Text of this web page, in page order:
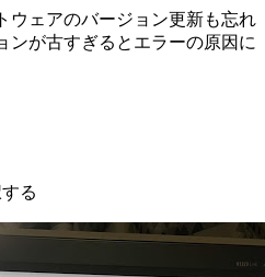
ウェアのバージョン更新も忘れ
ンが古すぎるとエラーの原因に
る